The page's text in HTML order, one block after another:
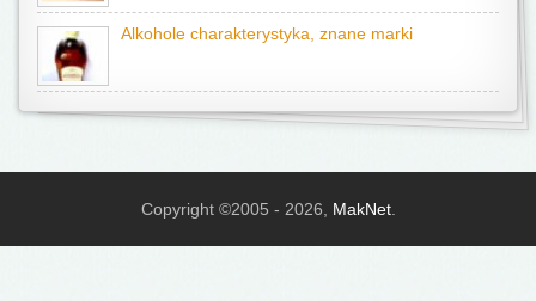
Alkohole charakterystyka, znane marki
Copyright ©2005 - 2026, MakNet.